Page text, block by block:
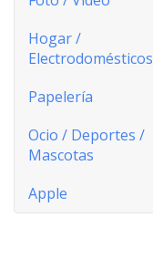
Hogar /
Electrodomésticos
Papelería
Ocio / Deportes /
Mascotas
Apple